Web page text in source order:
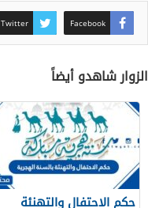
Facebook
Twitter
الزوار شاهدو أيضاً
حكم الاحتفال والتهنئة